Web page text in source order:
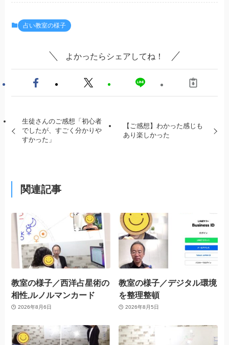
占い教室の様子
よかったらシェアしてね！
生徒さんのご感想「初心者
でしたが、すごく分かりや
すかった」
【ご感想】わかった感じも
あり楽しかった
関連記事
教室の様子／西洋占星術の
相性,ルノルマンカード
2026年8月6日
教室の様子／デジタル環境
を整理整頓
2026年8月5日